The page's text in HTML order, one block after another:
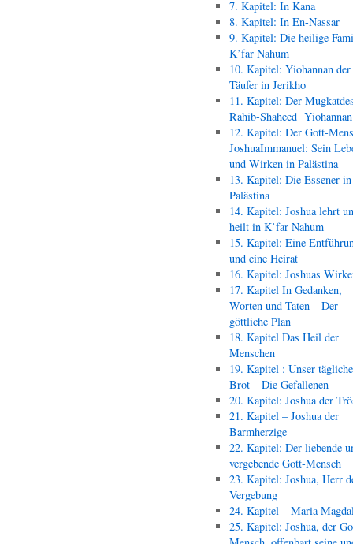
7. Kapitel: In Kana
8. Kapitel: In En-Nassar
9. Kapitel: Die heilige
K’far Nahum
10. Kapitel: Yiohannan der
Täufer in Jerikho
11. Kapitel: Der
Rahib-Shaheed
12. Kapitel: Der Gott-
JoshuaImmanuel: Sein
und Wirken in Palästina
13. Kapitel: Die Essener in
Palästina
14. Kapitel: Joshua lehrt
heilt in K’far Nahum
15. Kapitel: Eine
und eine Heirat
16. Kapitel: Joshuas
17. Kapitel In Gedanken,
Worten und Taten – Der
göttliche Plan
18. Kapitel Das Heil der
Menschen
19. Kapitel : Unser
Brot – Die Gefallenen
20. Kapitel: Joshua der
21. Kapitel – Joshua der
Barmherzige
22. Kapitel: Der liebende
vergebende Gott-Mensch
23. Kapitel: Joshua, Herr
Vergebung
24. Kapitel – Maria
25. Kapitel: Joshua, der